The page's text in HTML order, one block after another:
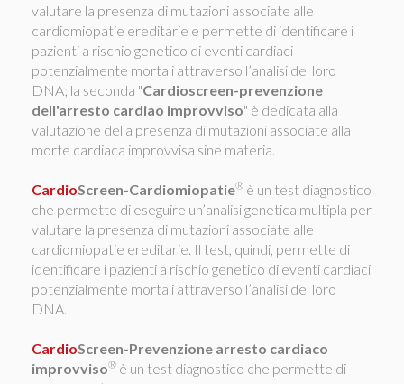
valutare la presenza di mutazioni associate alle
cardiomiopatie ereditarie e permette di identificare i
pazienti a rischio genetico di eventi cardiaci
potenzialmente mortali attraverso l’analisi del loro
DNA; la seconda "Cardioscreen-prevenzione
dell'arresto cardiao improvviso" è dedicata alla
valutazione della presenza di mutazioni associate alla
morte cardiaca improvvisa sine materia.
CardioScreen-Cardiomiopatie® è un test diagnostico
che permette di eseguire un’analisi genetica multipla per
valutare la presenza di mutazioni associate alle
cardiomiopatie ereditarie. Il test, quindi, permette di
identificare i pazienti a rischio genetico di eventi cardiaci
potenzialmente mortali attraverso l’analisi del loro
DNA.
CardioScreen-Prevenzione arresto cardiaco
improvviso® è un test diagnostico che permette di